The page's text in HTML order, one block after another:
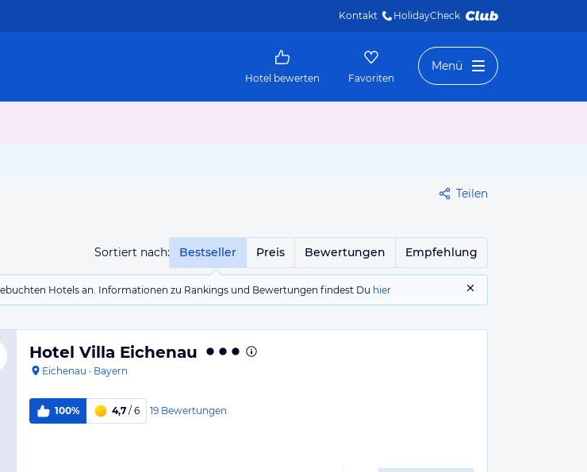
Kontakt HolidayCheck
Hotel bewerten Favoriten
Menü
Teilen
Sortiert nach: Bestseller Preis Bewertungen Empfehlung
Hotels an. Informationen zu Rankings und Bewertungen findest Du hier
Hotel Villa Eichenau
Eichenau · Bayern
100% 4,7 / 6 19 Bewertungen